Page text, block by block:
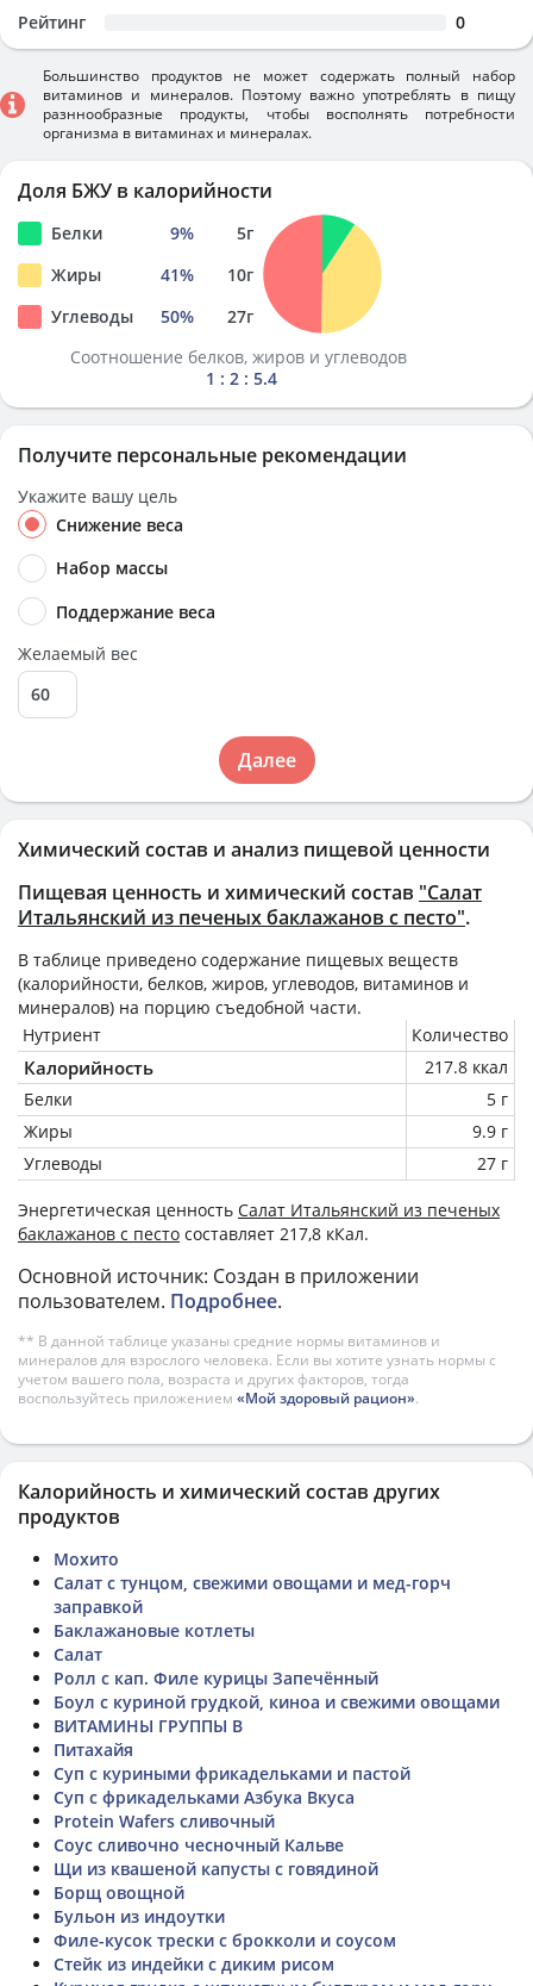
Химический состав и анализ пищевой ценности
Пищевая ценность и химический состав "Салат
Итальянский из печеных баклажанов с песто".
В таблице приведено содержание пищевых веществ
(калорийности, белков, жиров, углеводов, витаминов и
минералов) на порцию съедобной части.
Нутриент
Количество
Калорийность
217.8 ккал
Белки
5 г
Жиры
9.9 г
Углеводы
27 г
Энергетическая ценность Салат Итальянский из печеных
баклажанов с песто составляет 217,8 кКал.
Основной источник: Создан в приложении
пользователем. Подробнее.
** В данной таблице указаны средние нормы витаминов и
минералов для взрослого человека. Если вы хотите узнать нормы с
учетом вашего пола, возраста и других факторов, тогда
воспользуйтесь приложением «Мой здоровый рацион».
Рейтинг 0
Большинство продуктов не может содержать полный набор
витаминов и минералов. Поэтому важно употреблять в пищу
разннообразные продукты, чтобы восполнять потребности
организма в витаминах и минералах.
Доля БЖУ в калорийности
Белки 9% 5г
Жиры
41% 10г
Углеводы
50% 27г
Соотношение белков, жиров и углеводов
1 : 2 : 5.4
Получите персональные рекомендации
Укажите вашу цель
Снижение веса
Набор массы
Поддержание веса
Желаемый вес
Далее
Калорийность и химический состав других
продуктов
Мохито
Салат с тунцом, свежими овощами и мед-горч
заправкой
Баклажановые котлеты
Салат
Ролл с кап. Филе курицы Запечённый
Боул с куриной грудкой, киноа и свежими овощами
ВИТАМИНЫ ГРУППЫ В
Питахайя
Суп с куриными фрикадельками и пастой
Суп с фрикадельками Азбука Вкуса
Protein Wafers сливочный
Соус сливочно чесночный Кальве
Щи из квашеной капусты с говядиной
Борщ овощной
Бульон из индоутки
Филе-кусок трески с брокколи и соусом
Стейк из индейки с диким рисом